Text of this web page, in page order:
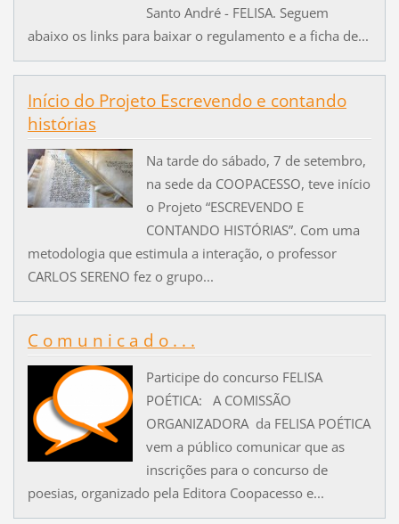
Santo André - FELISA. Seguem
abaixo os links para baixar o regulamento e a ficha de...
Início do Projeto Escrevendo e contando
histórias
Na tarde do sábado, 7 de setembro,
na sede da COOPACESSO, teve início
o Projeto “ESCREVENDO E
CONTANDO HISTÓRIAS”. Com uma
metodologia que estimula a interação, o professor
CARLOS SERENO fez o grupo...
C o m u n i c a d o . . .
Participe do concurso FELISA
POÉTICA: A COMISSÃO
ORGANIZADORA da FELISA POÉTICA
vem a público comunicar que as
inscrições para o concurso de
poesias, organizado pela Editora Coopacesso e...